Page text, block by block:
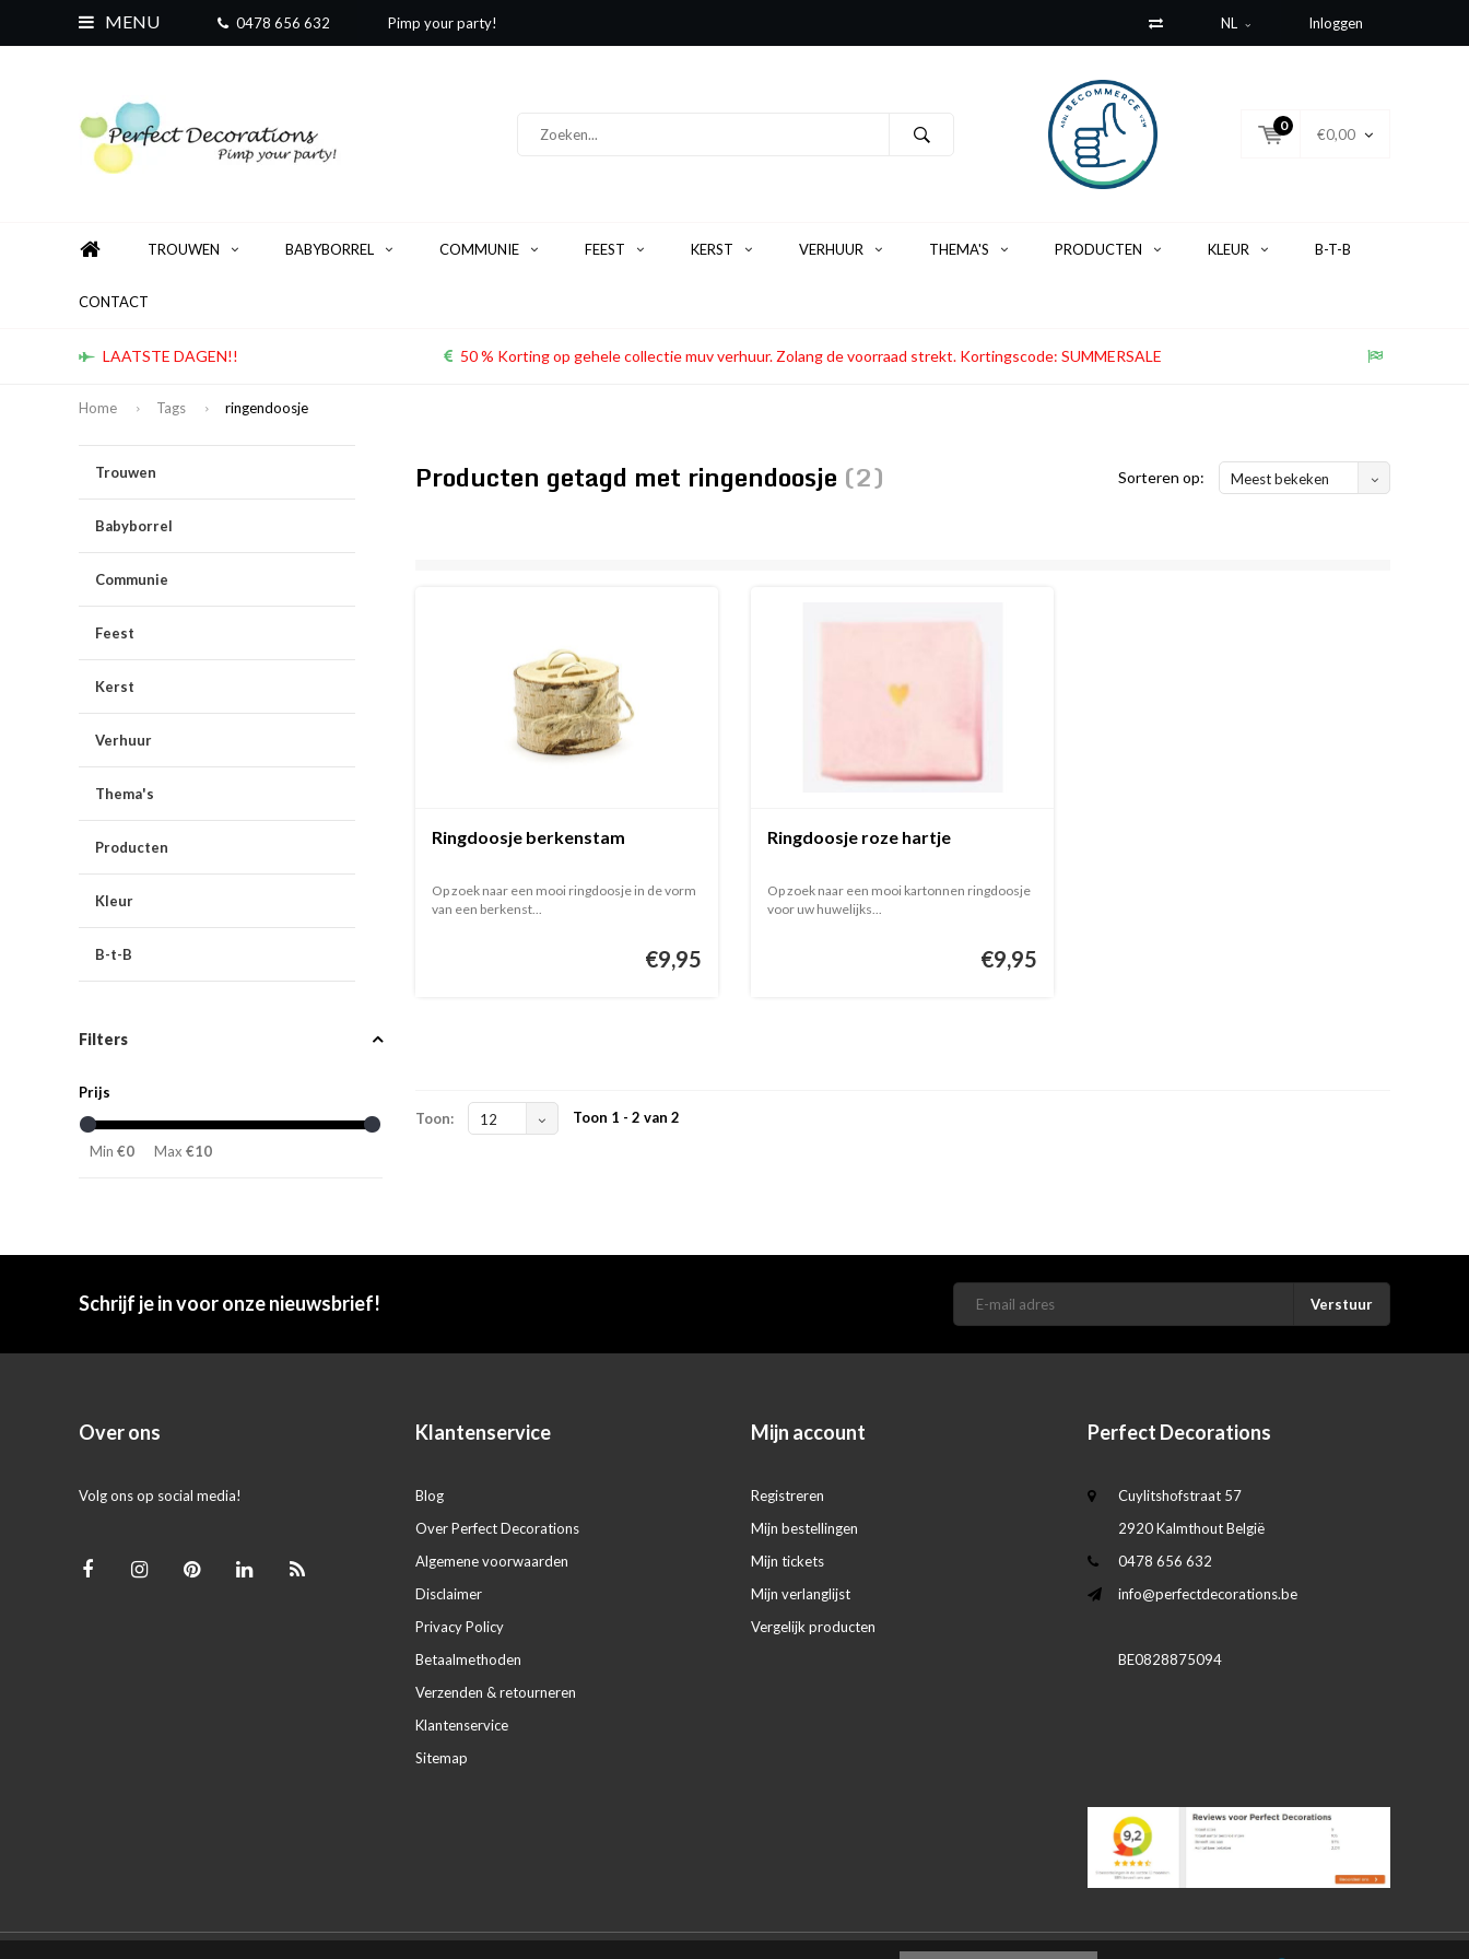
MENU 0478 656 632 Pimp your party! NL Inloggen
0
€0,00
TROUWEN BABYBORREL COMMUNIE FEEST KERST VERHUUR THEMA'S PRODUCTEN KLEUR B-T-B
CONTACT
LAATSTE DAGEN!! 50 % Korting op gehele collectie muv verhuur. Zolang de voorraad strekt. Kortingscode: SUMMERSALE
Home Tags ringendoosje
Trouwen
Babyborrel
Communie
Feest
Kerst
Verhuur
Thema's
Producten
Kleur
B-t-B
Filters
Prijs
Min €0 Max €10
Producten getagd met ringendoosje (2) Sorteren op: Meest bekeken
Ringdoosje berkenstam
Op zoek naar een mooi ringdoosje in de vorm
van een berkenst...
€9,95
Ringdoosje roze hartje
Op zoek naar een mooi kartonnen ringdoosje
voor uw huwelijks...
€9,95
Toon: 12 Toon 1 - 2 van 2
Schrijf je in voor onze nieuwsbrief! Verstuur
Over ons
Volg ons op social media!
Klantenservice
Blog
Over Perfect Decorations
Algemene voorwaarden
Disclaimer
Privacy Policy
Betaalmethoden
Verzenden & retourneren
Klantenservice
Sitemap
Mijn account
Registreren
Mijn bestellingen
Mijn tickets
Mijn verlanglijst
Vergelijk producten
Perfect Decorations
Cuylitshofstraat 57
2920 Kalmthout België
0478 656 632
info@perfectdecorations.be
BE0828875094